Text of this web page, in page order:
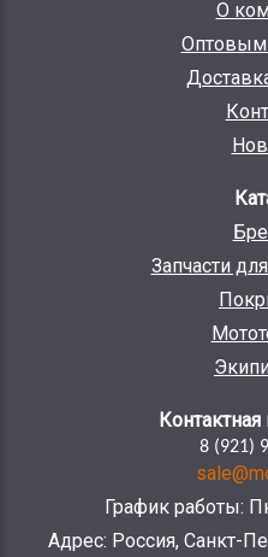
О
Оптовым
Запчасти
8 (921)
График работы:
Адрес: Россия, Санкт-